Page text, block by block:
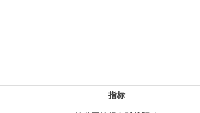
指标